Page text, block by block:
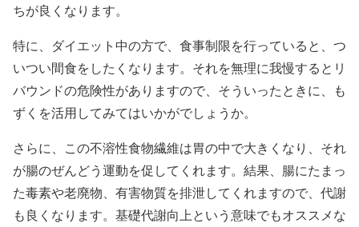
ちが良くなります。
特に、ダイエット中の方で、食事制限を行っていると、つ
いつい間食をしたくなります。それを無理に我慢するとリ
バウンドの危険性がありますので、そういったときに、も
ずくを活用してみてはいかがでしょうか。
さらに、この不溶性食物繊維は胃の中で大きくなり、それ
が腸のぜんどう運動を促してくれます。結果、腸にたまっ
た毒素や老廃物、有害物質を排泄してくれますので、代謝
も良くなります。基礎代謝向上という意味でもオススメな